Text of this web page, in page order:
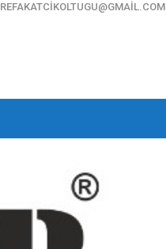
REFAKATCIKOLTUGU@GMAIL.COM